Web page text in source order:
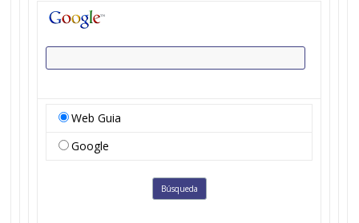
Web Guia
Google